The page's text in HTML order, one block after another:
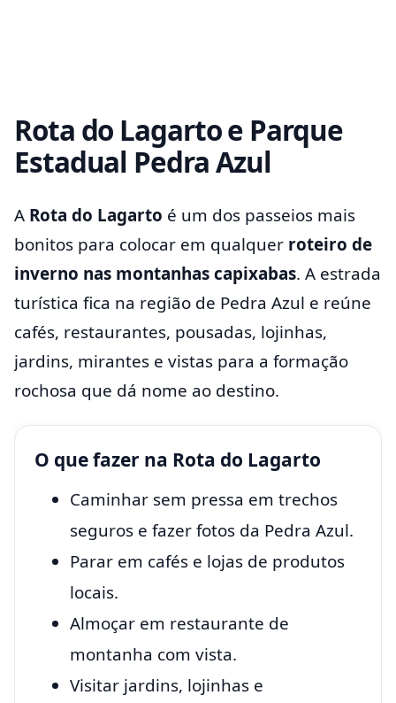
Rota do Lagarto e Parque
Estadual Pedra Azul
A Rota do Lagarto é um dos passeios mais
bonitos para colocar em qualquer roteiro de
inverno nas montanhas capixabas. A estrada
turística fica na região de Pedra Azul e reúne
cafés, restaurantes, pousadas, lojinhas,
jardins, mirantes e vistas para a formação
rochosa que dá nome ao destino.
O que fazer na Rota do Lagarto
Caminhar sem pressa em trechos
seguros e fazer fotos da Pedra Azul.
Parar em cafés e lojas de produtos
locais.
Almoçar em restaurante de
montanha com vista.
Visitar jardins, lojinhas e